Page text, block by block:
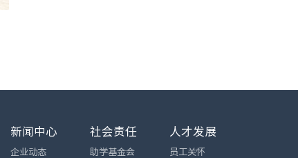
新闻中心
企业动态
社会责任
助学基金会
人才发展
员工关怀